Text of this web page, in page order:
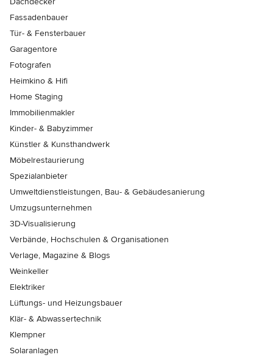
Fassadenbauer
Tür- & Fensterbauer
Garagentore
Fotografen
Heimkino & Hifi
Home Staging
Immobilienmakler
Kinder- & Babyzimmer
Künstler & Kunsthandwerk
Möbelrestaurierung
Spezialanbieter
Umweltdienstleistungen, Bau- & Gebäudesanierung
Umzugsunternehmen
3D-Visualisierung
Verbände, Hochschulen & Organisationen
Verlage, Magazine & Blogs
Weinkeller
Elektriker
Lüftungs- und Heizungsbauer
Klär- & Abwassertechnik
Klempner
Solaranlagen